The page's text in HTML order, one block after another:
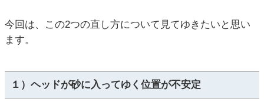
今回は、この2つの直し方について見てゆきたいと思い
ます。
１）ヘッドが砂に入ってゆく位置が不安定